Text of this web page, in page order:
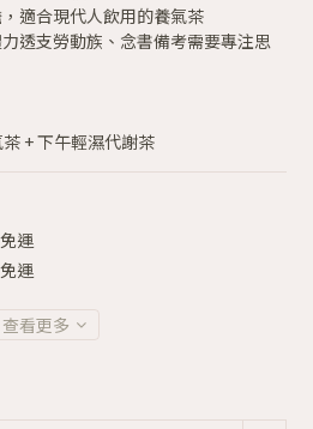
適合現代人飲用的養氣茶
透支勞動族、念書備考需要專注思
+ 下午輕濕代謝茶
運
運
查看更多